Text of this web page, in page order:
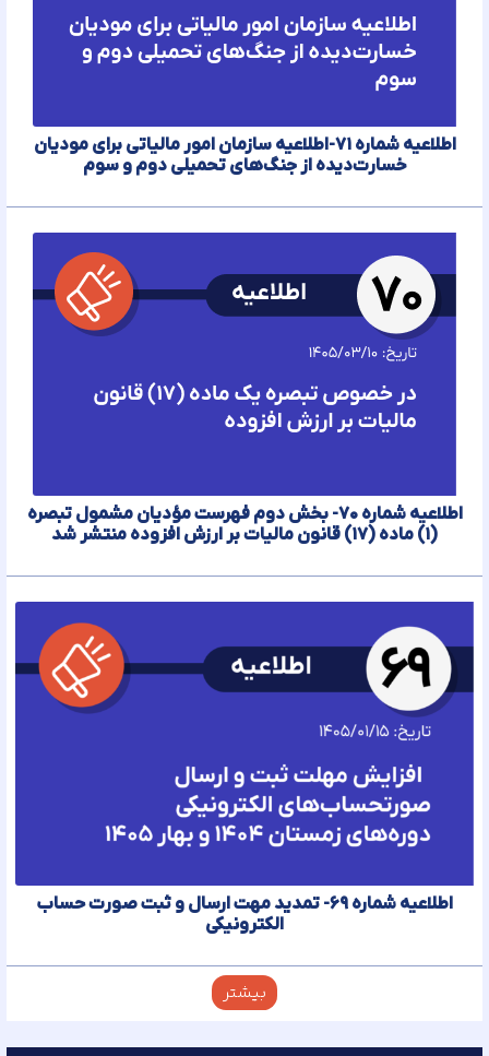
اطلاعیه شماره ۷۱-اطلاعیه سازمان امور مالیاتی برای مودیان
خسارت‌دیده از جنگ‌های تحمیلی دوم و سوم
اطلاعیه شماره ۷۰- بخش دوم فهرست مؤدیان مشمول تبصره
(۱) ماده (۱۷) قانون مالیات بر ارزش افزوده منتشر شد
اطلاعیه شماره ۶۹- تمدید مهت ارسال و ثبت صورت حساب
الکترونیکی
بیشتر